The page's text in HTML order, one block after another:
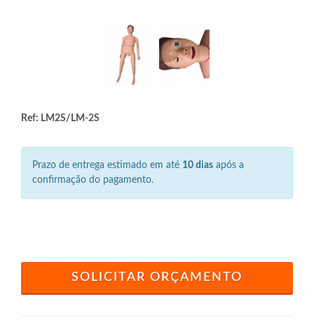
Ref: LM2S/LM-2S
Prazo de entrega estimado em até 10 dias após a
confirmação do pagamento.
SOLICITAR ORÇAMENTO